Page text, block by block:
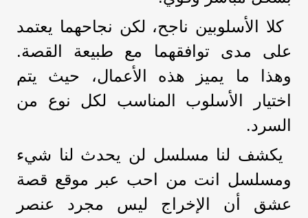
كلا الأسلوبين ناجح، لكن نجاحهما يعتمد
على مدى توافقهما مع طبيعة القصة.
وهذا ما يميز هذه الأعمال، حيث يتم
اختيار الأسلوب المناسب لكل نوع من
السرد.
يكشف لنا مسلسل لن يحدث لنا شيء
ومسلسل انت من احب عبر موقع قصة
عشق أن الإخراج ليس مجرد عنصر